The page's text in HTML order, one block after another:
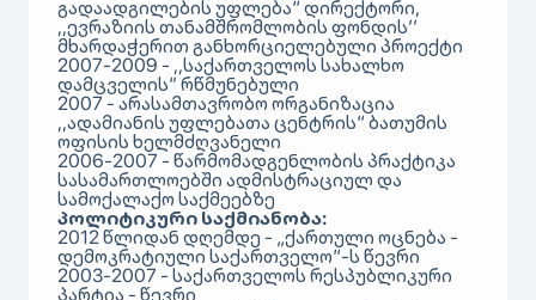
გადაადგილების უფლება“ დირექტორი,
,,ევრაზიის თანამშრომლობის ფონდის’’
მხარდაჭერით განხორციელებული პროექტი
2007-2009 - ,,საქართველოს სახალხო
დამცველის‘’ რწმუნებული
2007 - არასამთავრობო ორგანიზაცია
,,ადამიანის უფლებათა ცენტრის“ ბათუმის
ოფისის ხელმძღვანელი
2006-2007 - წარმომადგენლობის პრაქტიკა
სასამართლოებში ადმისტრაციულ და
სამოქალაქო საქმეებზე
პოლიტიკური საქმიანობა:
2012 წლიდან დღემდე - „ქართული ოცნება -
დემოკრატიული საქართველო“-ს წევრი
2003-2007 - საქართველოს რესპუბლიკური
პარტია - წევრი